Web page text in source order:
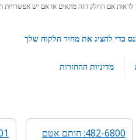
אם החלק הזה מתאים או אם יש אפשרויות
כדי להציג את מחיר הלקוח שלך
מדיניות ההחזרות
482-6800: חותם אטם